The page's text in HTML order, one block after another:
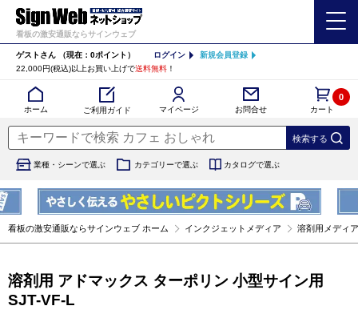
看板の激安通販ならサインウェブ
ゲストさん （現在：0ポイント） ログイン
新規会員登録
22,000円(税込)以上お買い上げで送料無料 ！
ホーム ご利用ガイド マイページ お問合せ カート
0
業種・シーンで選ぶ カテゴリーで選ぶ カタログで選ぶ
看板の激安通販ならサインウェブ ホーム インクジェットメディア 溶剤用メディア
溶剤用 アドマックス ターポリン 小型サイン用
SJT-VF-L